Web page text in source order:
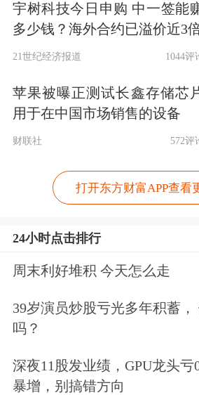
的迅速增加，大量的消
换高品质、高性能、高
品味。
米兰之窗董事长马俊清
据：目前国内存量住宅
方米，那么既有建筑里
123亿平方米。如果按
亿平方米的新建房地产
中国建筑金属结构协会
宇树科技今日申购 中一签能
多少钱？海外合约已溢价近3
21世纪经济报道 1044评
苹果被曝正测试长鑫存储芯
用于在中国市场销售的设备
财联社 572评
打开东方财富APP查看
24小时点击排行
周末利好堆积 今天怎么走
39岁演员炒股亏光多年积蓄，
吗？
深夜11股发业绩，GPU龙头亏
暴增，别搞错方向